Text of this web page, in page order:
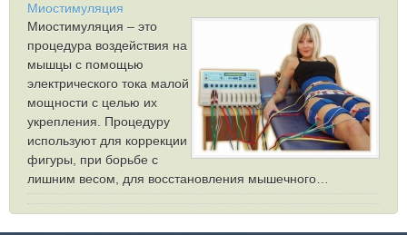
Миостимуляция
Миостимуляция – это
процедура воздействия на
мышцы с помощью
электрического тока малой
мощности с целью их
укрепления. Процедуру
используют для коррекции
фигуры, при борьбе с
лишним весом, для восстановления мышечного…